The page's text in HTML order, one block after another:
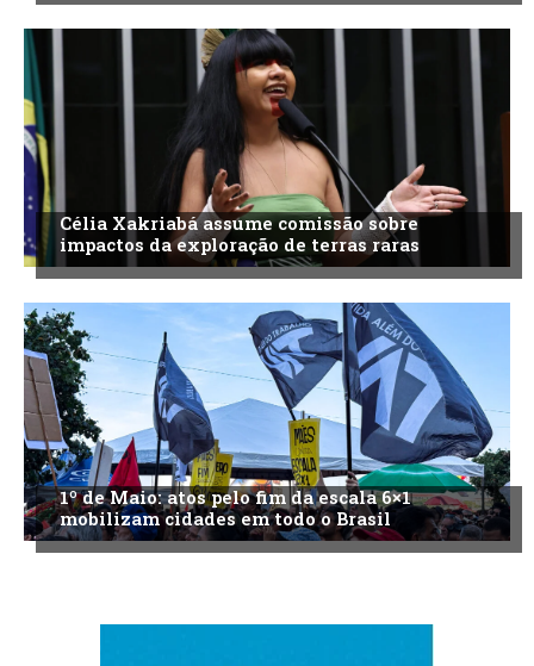
Célia Xakriabá assume comissão sobre
impactos da exploração de terras raras
1º de Maio: atos pelo fim da escala 6×1
mobilizam cidades em todo o Brasil